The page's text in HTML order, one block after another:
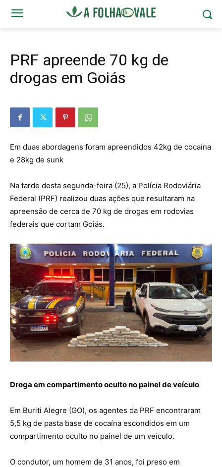
PRF apreende 70 kg de
drogas em Goiás
Em duas abordagens foram apreendidos 42kg de cocaína
e 28kg de sunk
Na tarde desta segunda-feira (25), a Polícia Rodoviária
Federal (PRF) realizou duas ações que resultaram na
apreensão de cerca de 70 kg de drogas em rodovias
federais que cortam Goiás.
Droga em compartimento oculto no painel de veículo
Em Buriti Alegre (GO), os agentes da PRF encontraram
5,5 kg de pasta base de cocaína escondidos em um
compartimento oculto no painel de um veículo.
O condutor, um homem de 31 anos, foi preso em